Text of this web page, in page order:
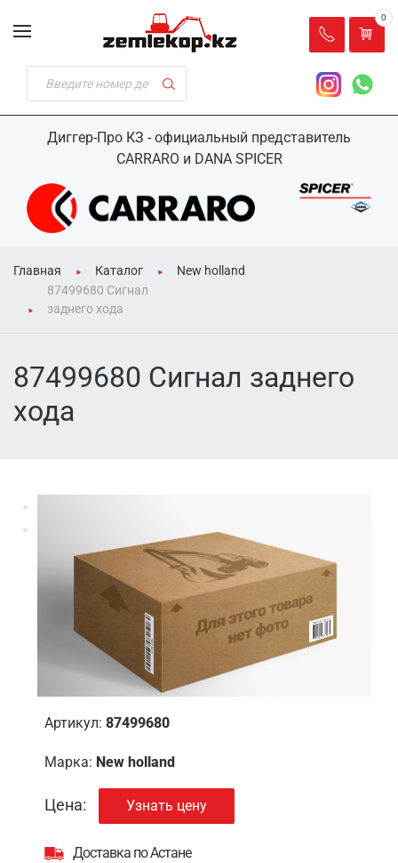
Диггер-Про КЗ - официальный представитель
CARRARO и DANA SPICER
0
Главная Каталог
New holland
87499680 Сигнал
заднего хода
87499680 Сигнал заднего
хода
Артикул: 87499680
Марка: New holland
Цена: Узнать цену
Доставка по Астане